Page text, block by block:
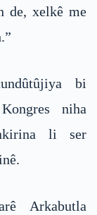
de, xelkê me
bi
niha
li ser
Arkabutla